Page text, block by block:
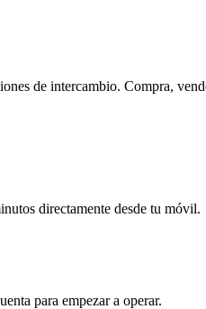
de intercambio. Compra,
directamente desde tu móvil.
para empezar a operar.